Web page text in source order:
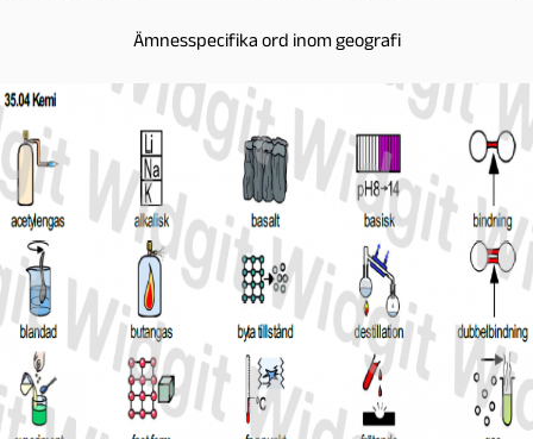
Ämnesspecifika ord inom geografi